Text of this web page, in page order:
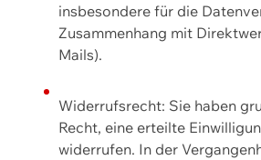
insbesondere für die
Zusammenhang mit
Mails).
Widerrufsrecht: Sie haben
Recht, eine erteilte
widerrufen. In der